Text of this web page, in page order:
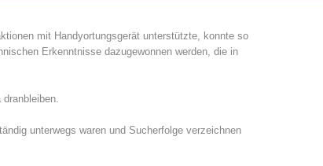
mit Handyortungsgerät unterstützte, konnte so
Erkenntnisse dazugewonnen werden, die in
unterwegs waren und Sucherfolge verzeichnen